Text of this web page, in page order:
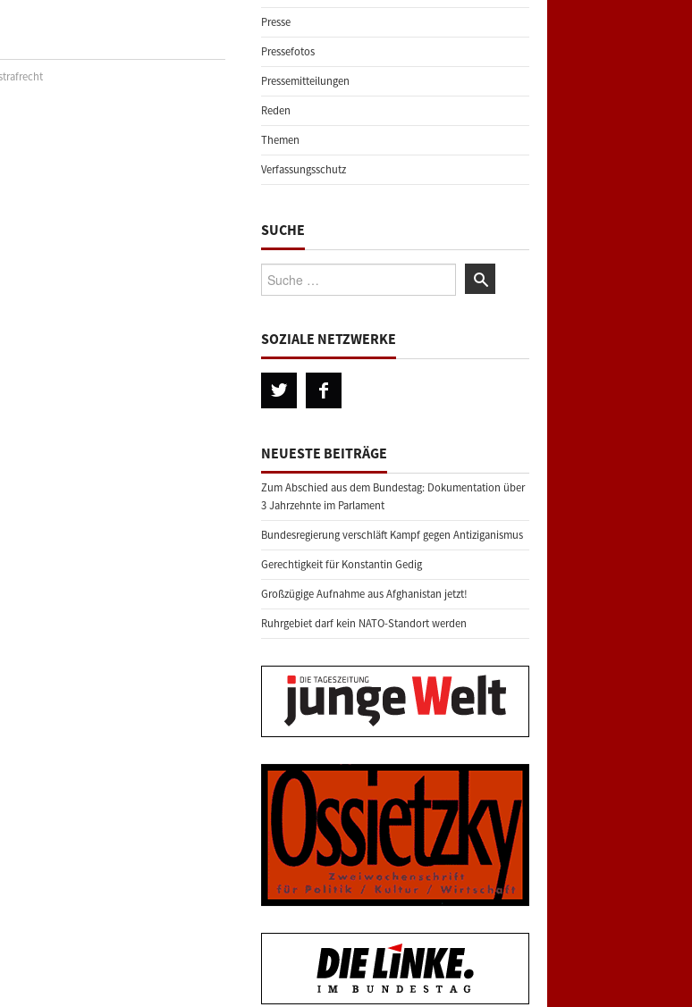
Presse
Pressefotos
Pressemitteilungen
Reden
Themen
Verfassungsschutz
SUCHE
Suche:
SOZIALE NETZWERKE
NEUESTE BEITRÄGE
Zum Abschied aus dem Bundestag: Dokumentation über
3 Jahrzehnte im Parlament
Bundesregierung verschläft Kampf gegen Antiziganismus
Gerechtigkeit für Konstantin Gedig
Großzügige Aufnahme aus Afghanistan jetzt!
Ruhrgebiet darf kein NATO-Standort werden